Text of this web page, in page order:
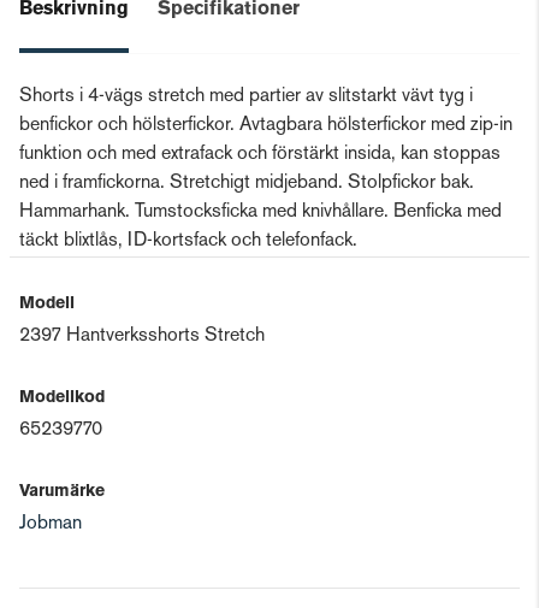
Beskrivning Specifikationer
Shorts i 4-vägs stretch med partier av slitstarkt vävt tyg i
benfickor och hölsterfickor. Avtagbara hölsterfickor med zip-in
funktion och med extrafack och förstärkt insida, kan stoppas
ned i framfickorna. Stretchigt midjeband. Stolpfickor bak.
Hammarhank. Tumstocksficka med knivhållare. Benficka med
täckt blixtlås, ID-kortsfack och telefonfack.
Modell
2397 Hantverksshorts Stretch
Modellkod
65239770
Varumärke
Jobman